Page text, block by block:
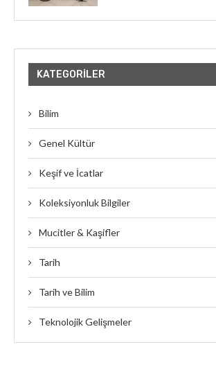
KATEGORILER
Bilim
Genel Kültür
Keşif ve İcatlar
Koleksiyonluk Bilgiler
Mucitler & Kaşifler
Tarih
Tarih ve Bilim
Teknolojik Gelişmeler